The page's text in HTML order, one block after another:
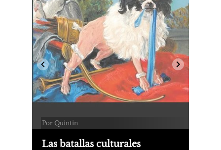
Por Quintin
Las batallas culturales